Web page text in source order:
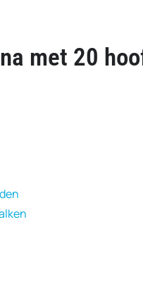
met 20